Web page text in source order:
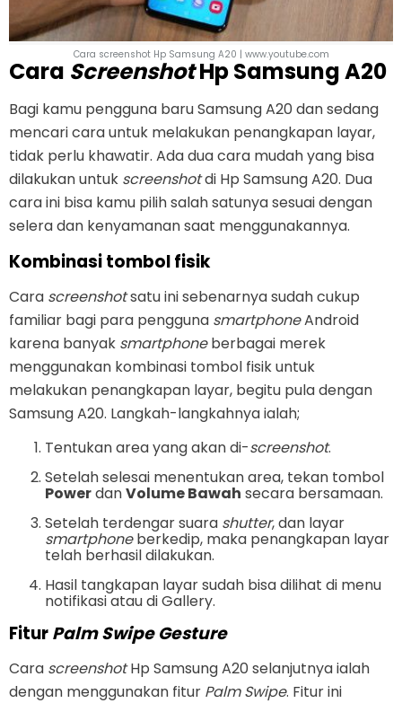
Cara screenshot Hp Samsung A20 | www.youtube.com
Cara ScreenshotHp Samsung A20
Bagi kamu pengguna baru Samsung A20 dan sedang
mencari cara untuk melakukan penangkapan layar,
tidak perlu khawatir. Ada dua cara mudah yang bisa
dilakukan untuk screenshotdi Hp Samsung A20. Dua
cara ini bisa kamu pilih salah satunya sesuai dengan
selera dan kenyamanan saat menggunakannya.
Kombinasi tombol fisik
Cara screenshotsatu ini sebenarnya sudah cukup
familiar bagi para pengguna smartphoneAndroid
karena banyak smartphoneberbagai merek
menggunakan kombinasi tombol fisik untuk
melakukan penangkapan layar, begitu pula dengan
Samsung A20. Langkah-langkahnya ialah;
Tentukan area yang akan di-screenshot.
Setelah selesai menentukan area, tekan tombol
PowerdanVolume Bawah secara bersamaan.
Setelah terdengar suara shutter, dan layar
smartphoneberkedip, maka penangkapan layar
telah berhasil dilakukan.
Hasil tangkapan layar sudah bisa dilihat di menu
notifikasi atau di Gallery.
FiturPalm Swipe Gesture
Cara screenshotHp Samsung A20 selanjutnya ialah
dengan menggunakan fitur Palm Swipe. Fitur ini